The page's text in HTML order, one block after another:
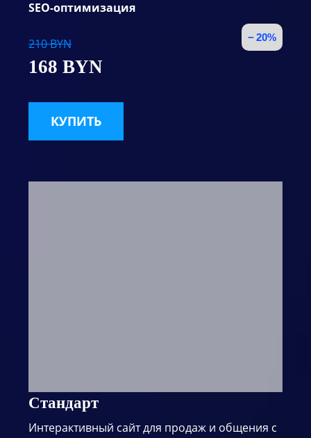
SEO-оптимизация
210 BYN − 20%
168 BYN
КУПИТЬ
Стандарт
Интерактивный сайт для продаж и общения с